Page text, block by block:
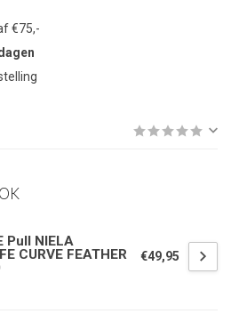
€75,-
Pull NIELA
CURVE FEATHER
€49,95